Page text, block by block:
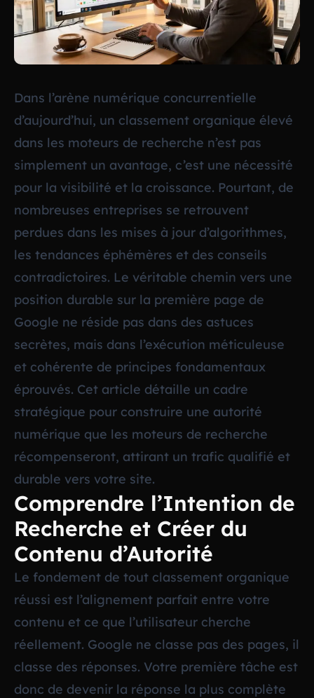
Dans l’arène numérique concurrentielle
d’aujourd’hui, un classement organique élevé
dans les moteurs de recherche n’est pas
simplement un avantage, c’est une nécessité
pour la visibilité et la croissance. Pourtant, de
nombreuses entreprises se retrouvent
perdues dans les mises à jour d’algorithmes,
les tendances éphémères et des conseils
contradictoires. Le véritable chemin vers une
position durable sur la première page de
Google ne réside pas dans des astuces
secrètes, mais dans l’exécution méticuleuse
et cohérente de principes fondamentaux
éprouvés. Cet article détaille un cadre
stratégique pour construire une autorité
numérique que les moteurs de recherche
récompenseront, attirant un trafic qualifié et
durable vers votre site.
Comprendre l’Intention de
Recherche et Créer du
Contenu d’Autorité
Le fondement de tout classement organique
réussi est l’alignement parfait entre votre
contenu et ce que l’utilisateur cherche
réellement. Google ne classe pas des pages, il
classe des réponses. Votre première tâche est
donc de devenir la réponse la plus complète